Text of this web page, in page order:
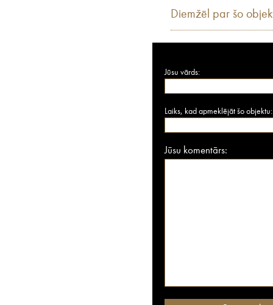
Diemžēl par šo
Jūsu vārds:
Laiks, kad apmeklējāt šo objektu:
Jūsu komentārs: